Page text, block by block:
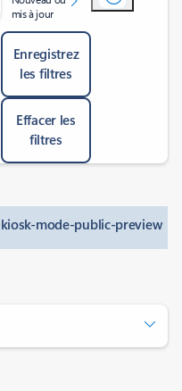
mis à jour
Enregistrez
les filtres
Effacer les
filtres
mode-public-preview